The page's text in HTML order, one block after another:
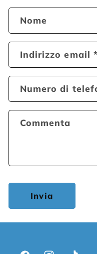
Nome
Indirizzo email*
Numero di
Commenta
Invia